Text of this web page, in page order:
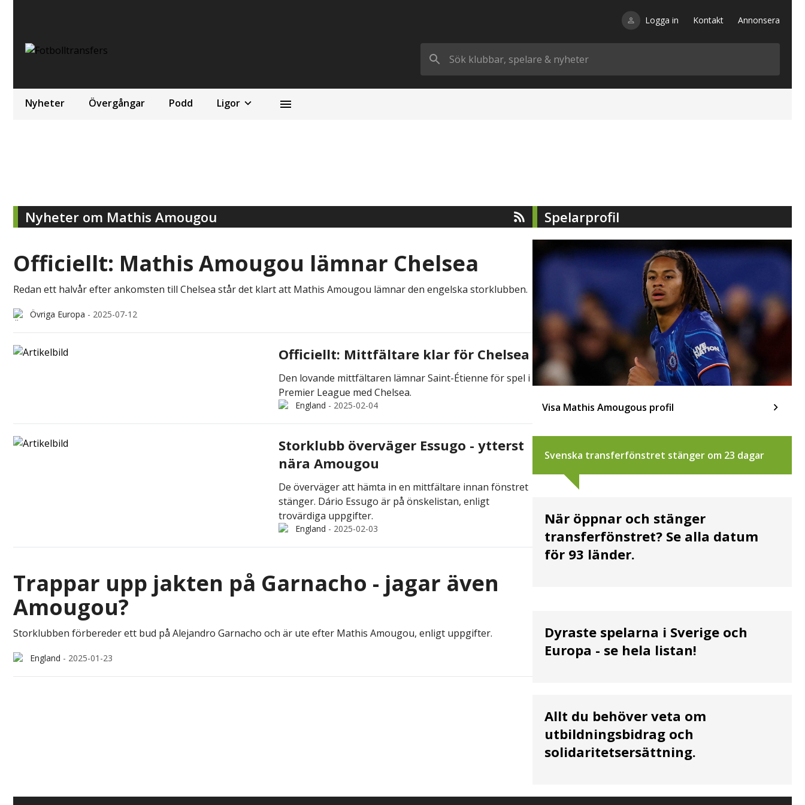
Logga in Kontakt Annonsera
Nyheter Övergångar Podd Ligor
Nyheter om Mathis Amougou
Officiellt: Mathis Amougou lämnar Chelsea
Redan ett halvår efter ankomsten till Chelsea står det klart att Mathis Amougou lämnar den engelska storklubben.
Övriga Europa - 2025-07-12
Officiellt: Mittfältare klar för Chelsea
Den lovande mittfältaren lämnar Saint-Étienne för spel i
Premier League med Chelsea.
England - 2025-02-04
Storklubb överväger Essugo - ytterst
nära Amougou
De överväger att hämta in en mittfältare innan fönstret
stänger. Dário Essugo är på önskelistan, enligt
trovärdiga uppgifter.
England - 2025-02-03
Trappar upp jakten på Garnacho - jagar även
Amougou?
Storklubben förbereder ett bud på Alejandro Garnacho och är ute efter Mathis Amougou, enligt uppgifter.
England - 2025-01-23
Spelarprofil
Visa Mathis Amougous profil
Svenska transferfönstret stänger om 23 dagar
När öppnar och stänger
transferfönstret? Se alla datum
för 93 länder.
Dyraste spelarna i Sverige och
Europa - se hela listan!
Allt du behöver veta om
utbildningsbidrag och
solidaritetsersättning.